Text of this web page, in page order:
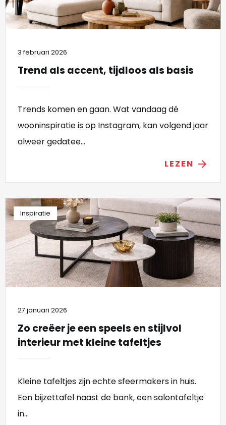
3 februari 2026
Trend als accent, tijdloos als basis
Trends komen en gaan. Wat vandaag dé
wooninspiratie is op Instagram, kan volgend jaar
alweer gedatee...
LEZEN arrow_forward
Inspiratie
27 januari 2026
Zo creëer je een speels en stijlvol
interieur met kleine tafeltjes
Kleine tafeltjes zijn echte sfeermakers in huis.
Een bijzettafel naast de bank, een salontafeltje
in...